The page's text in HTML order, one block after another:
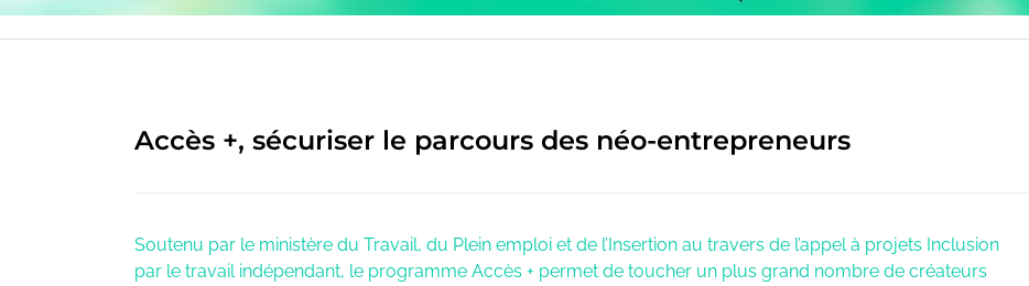
Accès +, sécuriser le parcours des néo-entrepreneurs
Soutenu par le ministère du Travail, du Plein emploi et de l’Insertion au travers de l’appel à projets Inclusion
par le travail indépendant, le programme Accès + permet de toucher un plus grand nombre de créateurs